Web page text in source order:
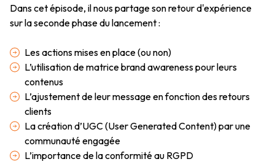
Dans cet épisode, il nous partage son retour d'expérience
sur la seconde phase du lancement :
Les actions mises en place (ou non)
L’utilisation de matrice brand awareness pour leurs
contenus
L’ajustement de leur message en fonction des retours
clients
La création d’UGC (User Generated Content) par une
communauté engagée
L’importance de la conformité au RGPD